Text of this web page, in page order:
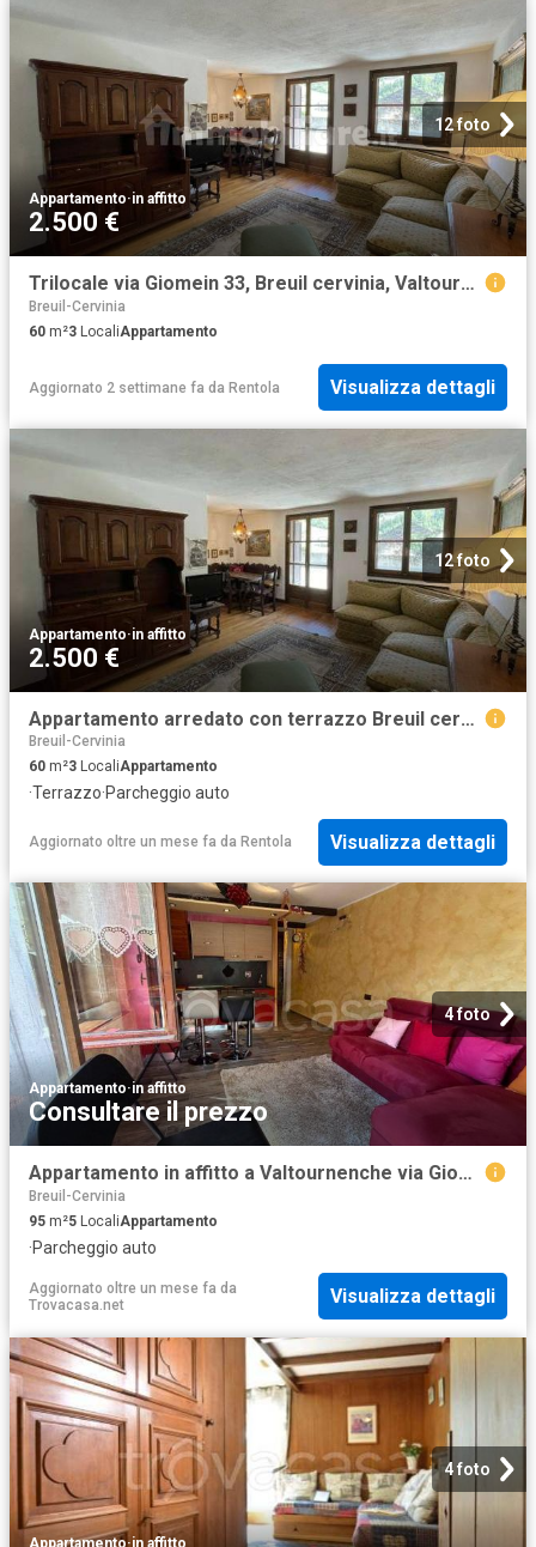
12 foto
Appartamento·in affitto
2.500 €
Trilocale via Giomein 33, Breuil cervinia, Valtournenche
Breuil-Cervinia
60 m²3 LocaliAppartamento
Aggiornato 2 settimane fa da Rentola Visualizza dettagli
12 foto
Appartamento·in affitto
2.500 €
Appartamento arredato con terrazzo Breuil cervinia
Breuil-Cervinia
60 m²3 LocaliAppartamento
·Terrazzo·Parcheggio auto
Aggiornato oltre un mese fa da Rentola Visualizza dettagli
4 foto
Appartamento·in affitto
Consultare il prezzo
Appartamento in affitto a Valtournenche via Giomein
Breuil-Cervinia
95 m²5 LocaliAppartamento
·Parcheggio auto
Aggiornato oltre un mese fa da
Trovacasa.net
Visualizza dettagli
4 foto
Appartamento·in affitto